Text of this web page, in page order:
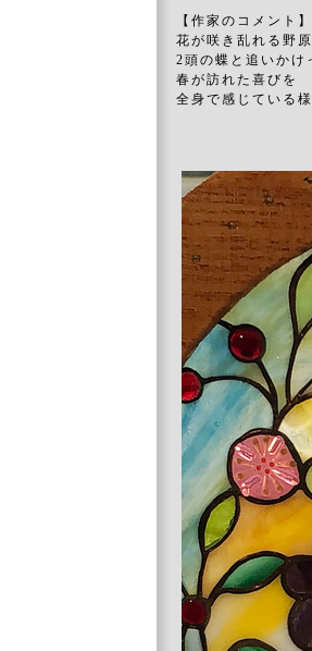
【作家のコメント】
花が咲き乱れる野
2頭の蝶と追いかけ
春が訪れた喜びを
全身で感じている